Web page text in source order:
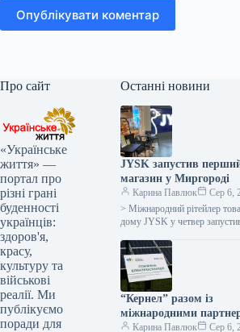
Опублікувати коментар
Про сайт
«Українське
життя» —
портал про
різні грані
буденності
українців:
здоров'я,
красу,
культуру та
військові
реалії. Ми
публікуємо
поради для
Останні новини
JYSK запустив
магазин у Миргороді
Карина Павлюк
Сер 6,
> Міжнародний рітейлер
дому JYSK у четвер
Миргород, що на
“Кернел” разом із
міжнародними
запускає сонячні
Карина Павлюк Сер 6,